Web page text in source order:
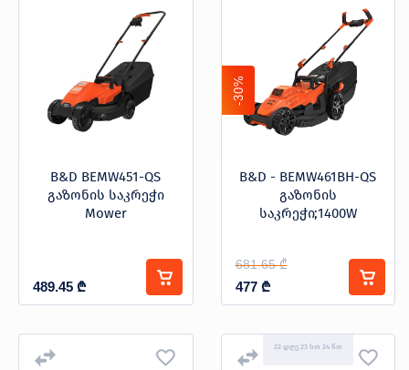
B&D BEMW451-QS
გაზონის საკრეჭი
Mower
489.45 ₾
-30%
B&D - BEMW461BH-QS
გაზონის
საკრეჭი;1400W
681.65 ₾
477 ₾
22 დღე 23 სთ 24 წთ